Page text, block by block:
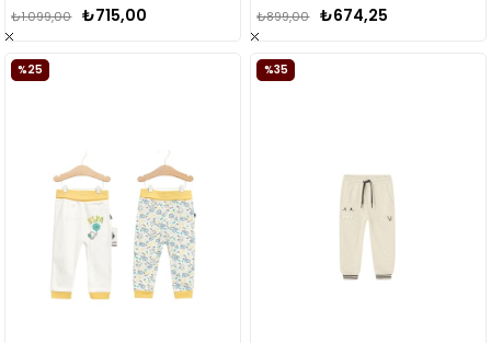
₺715,00
₺1.099,00
₺674,25
₺899,00
%25 %35